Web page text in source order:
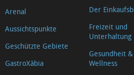
Arenal
Aussichtspunkte
Geschützte Gebiete
GastroXàbia
Der
Freizeit und
Unterhaltung
Gesundheit &
Wellness